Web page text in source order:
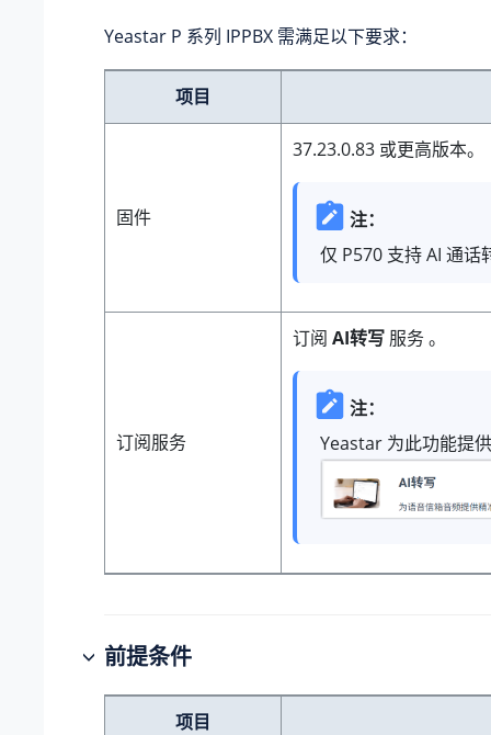
Yeastar P 系列 IPPBX 需满足以下要求：
项目
固件
37.23.0.83 或更高版本。
注：
仅 P570 支持 AI 通话
订阅服务
订阅 AI转写 服务 。
注：
Yeastar 为此功能提
前提条件
项目